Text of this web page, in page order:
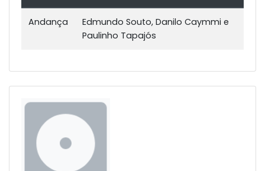
Andança
Edmundo Souto, Danilo Caymmi e
Paulinho Tapajós